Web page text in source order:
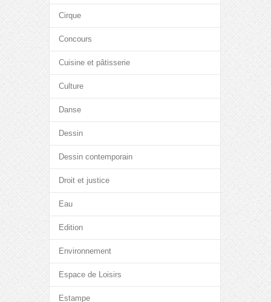
Cirque
Concours
Cuisine et pâtisserie
Culture
Danse
Dessin
Dessin contemporain
Droit et justice
Eau
Edition
Environnement
Espace de Loisirs
Estampe